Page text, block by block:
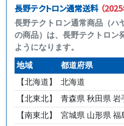
長野テクトロン通常送料 （
長野テクトロン通常商品（ハ
の商品）は、長野テクトロン
ようになります。
地域 都道府県
【北海道】
北海道
【北東北】 青森県 秋田県 岩
【南東北】 宮城県 山形県 福